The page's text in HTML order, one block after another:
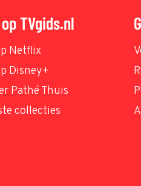
TVgids.nl
Netflix
Disney+
Pathé Thuis
collecties